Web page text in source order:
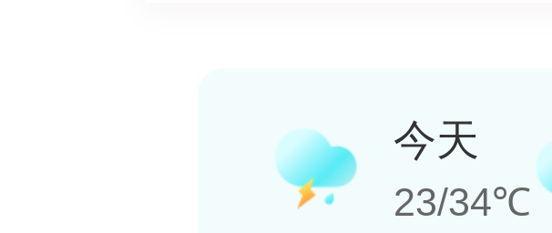
今天
23/34℃